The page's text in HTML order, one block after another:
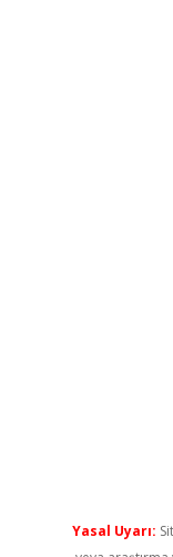
Yasal Uyarı: